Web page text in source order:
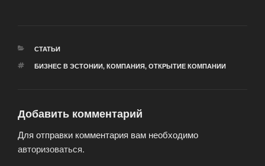
РУБРИКИ
СТАТЬИ
МЕТКИ
БИЗНЕС В ЭСТОНИИ, КОМПАНИЯ, ОТКРЫТИЕ КОМПАНИИ
Добавить комментарий
Для отправки комментария вам необходимо
авторизоваться.